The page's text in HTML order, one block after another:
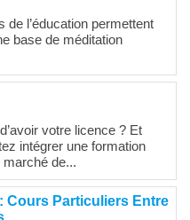
de l’éducation permettent
base de méditation
votre licence ? Et
intégrer une formation
marché de...
Cours Particuliers Entre